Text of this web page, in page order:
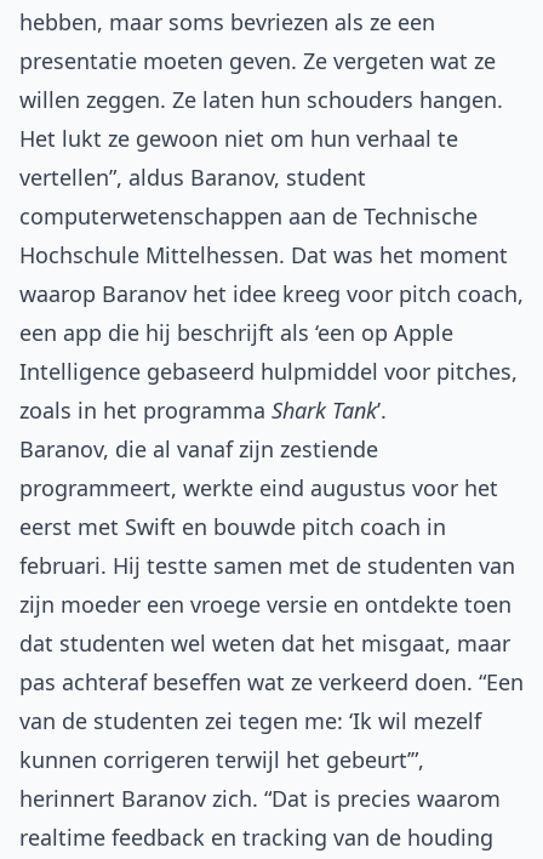
hebben, maar soms bevriezen als ze een
presentatie moeten geven. Ze vergeten wat ze
willen zeggen. Ze laten hun schouders hangen.
Het lukt ze gewoon niet om hun verhaal te
vertellen”, aldus Baranov, student
computerwetenschappen aan de Technische
Hochschule Mittelhessen. Dat was het moment
waarop Baranov het idee kreeg voor pitch coach,
een app die hij beschrijft als ‘een op Apple
Intelligence gebaseerd hulpmiddel voor pitches,
zoals in het programma Shark Tank’.
Baranov, die al vanaf zijn zestiende
programmeert, werkte eind augustus voor het
eerst met Swift en bouwde pitch coach in
februari. Hij testte samen met de studenten van
zijn moeder een vroege versie en ontdekte toen
dat studenten wel weten dat het misgaat, maar
pas achteraf beseffen wat ze verkeerd doen. “Een
van de studenten zei tegen me: ‘Ik wil mezelf
kunnen corrigeren terwijl het gebeurt’”,
herinnert Baranov zich. “Dat is precies waarom
realtime feedback en tracking van de houding